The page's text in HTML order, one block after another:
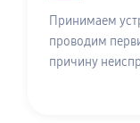
Принимаем
проводим
причину